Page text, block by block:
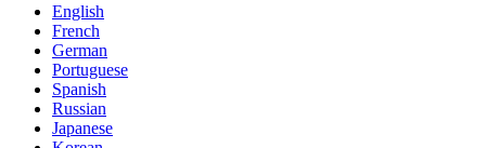
English
French
German
Portuguese
Spanish
Russian
Japanese